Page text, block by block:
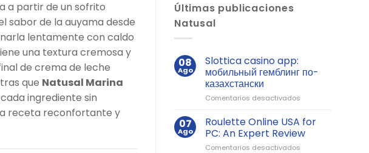
a partir de un sofrito
sabor de la auyama desde
lentamente con caldo
una textura cremosa y
de crema de leche
que Natusal Marina
ingrediente sin
receta reconfortante y
Últimas publicaciones
Natusal
08
Ago
Slottica casino app:
мобильный гемблинг по-
казахстански
Comentarios desactivados
casino
app:
мобильный
07
Ago
Roulette Online USA for
PC: An Expert Review
Comentarios desactivados